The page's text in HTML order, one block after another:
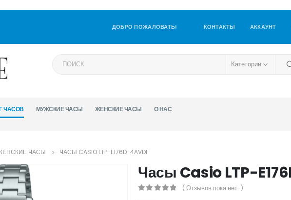
ДОБРО ПОЖАЛОВАТЬ! КОНТАКТЫ АККАУНТ
Категории
ЧАСОВ МУЖСКИЕ ЧАСЫ ЖЕНСКИЕ ЧАСЫ О НАС
ЧАСЫ ЧАСЫ CASIO LTP-E176D-4AVDF
Часы Casio LTP-
( Отзывов пока нет. )